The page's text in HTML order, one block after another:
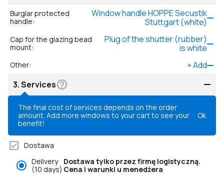
Burglar protected
handle:
Window handle HOPPE Secustik
Stuttgart (white)
Cap for the glazing bead
mount:
Plug of the shutter (rubber)
is white
Other: +Add
3.Services
The final cost of services depends on the order
amount. Add more windows to your cart to see your
benefit!
Ok
Dostawa
Delivery
(10 days)
Dostawa tylko przez firmę logistyczną.
Cena i warunki u menedżera